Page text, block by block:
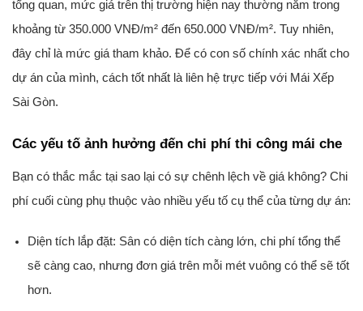
tổng quan, mức giá trên thị trường hiện nay thường nằm trong
khoảng từ 350.000 VNĐ/m² đến 650.000 VNĐ/m². Tuy nhiên,
đây chỉ là mức giá tham khảo. Để có con số chính xác nhất cho
dự án của mình, cách tốt nhất là liên hệ trực tiếp với Mái Xếp
Sài Gòn.
Các yếu tố ảnh hưởng đến chi phí thi công mái che
Bạn có thắc mắc tại sao lại có sự chênh lệch về giá không? Chi
phí cuối cùng phụ thuộc vào nhiều yếu tố cụ thể của từng dự án:
Diện tích lắp đặt: Sân có diện tích càng lớn, chi phí tổng thể
sẽ càng cao, nhưng đơn giá trên mỗi mét vuông có thể sẽ tốt
hơn.